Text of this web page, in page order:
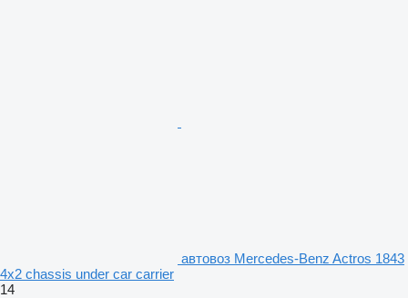
автовоз Mercedes-Benz Actros 1843
4x2 chassis under car carrier
14